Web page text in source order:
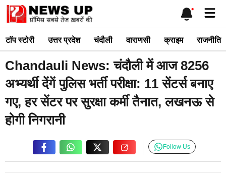
Skip
content
टाॅप स्टोरी उत्तर प्रदेश चंदौली वाराणसी क्राइम राजनीति
Chandauli News: चंदौली में आज 8256
अभ्यर्थी देंगें पुलिस भर्ती परीक्षा: 11 सेंटर्स बनाए
गए, हर सेंटर पर सुरक्षा कर्मी तैनात, लखनऊ से
होगी निगरानी
Follow Us